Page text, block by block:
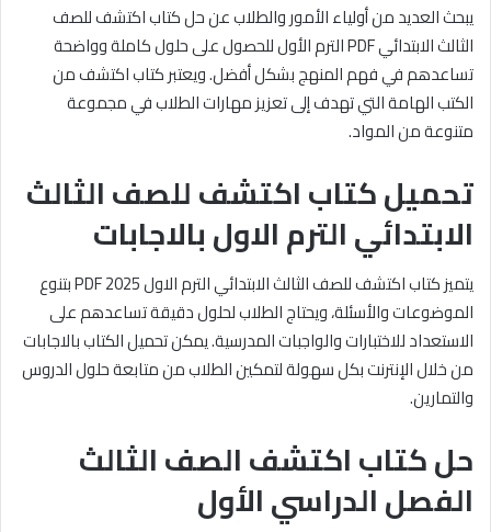
يبحث العديد من أولياء الأمور والطلاب عن حل كتاب اكتشف للصف
الثالث الابتدائي PDF الترم الأول للحصول على حلول كاملة وواضحة
تساعدهم في فهم المنهج بشكل أفضل. ويعتبر كتاب اكتشف من
الكتب الهامة التي تهدف إلى تعزيز مهارات الطلاب في مجموعة
متنوعة من المواد.
تحميل كتاب اكتشف للصف الثالث
الابتدائي الترم الاول بالاجابات
يتميز كتاب اكتشف للصف الثالث الابتدائي الترم الاول PDF 2025 بتنوع
الموضوعات والأسئلة، ويحتاج الطلاب لحلول دقيقة تساعدهم على
الاستعداد للاختبارات والواجبات المدرسية. يمكن تحميل الكتاب بالاجابات
من خلال الإنترنت بكل سهولة لتمكين الطلاب من متابعة حلول الدروس
والتمارين.
حل كتاب اكتشف الصف الثالث
الفصل الدراسي الأول